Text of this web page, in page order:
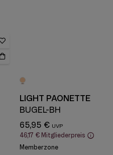
LIGHT PAONETTE
BÜGEL-BH
65,95 €
46,17 € Mitgliederpreis
Memberzone